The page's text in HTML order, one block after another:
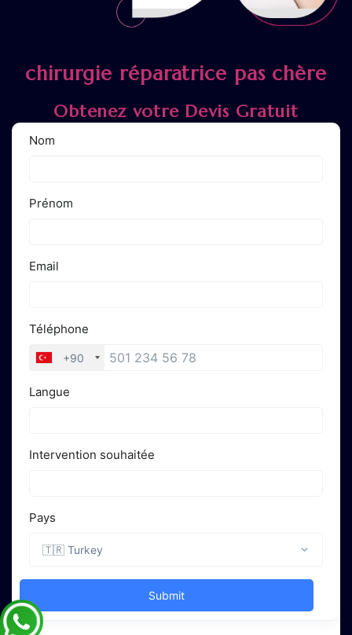
chirurgie réparatrice pas chère
Obtenez votre Devis Gratuit